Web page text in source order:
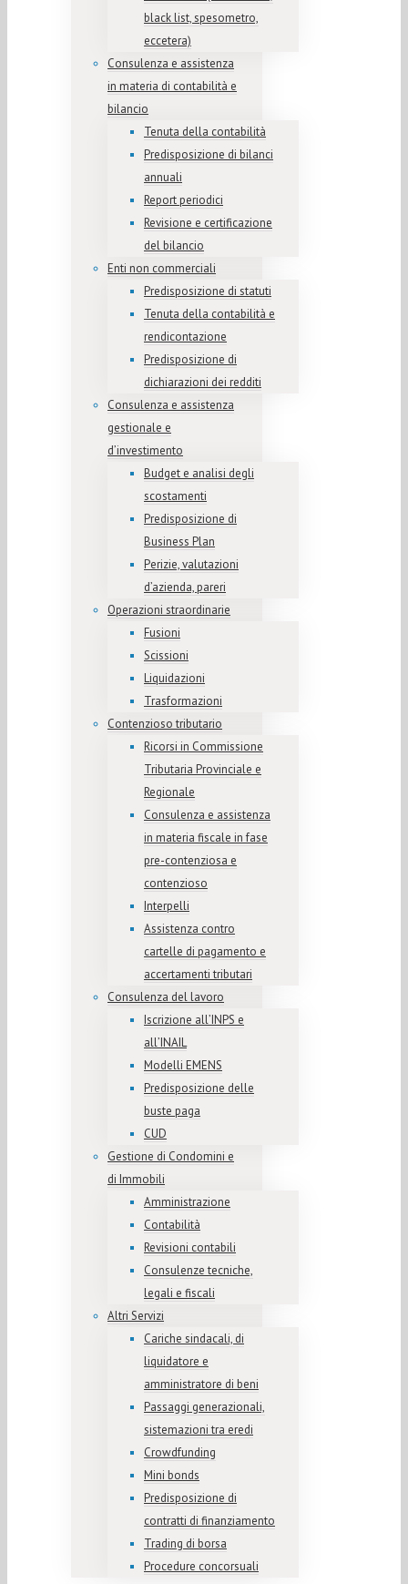
black list, spesometro,
eccetera)
Consulenza e assistenza
in materia di contabilità e
bilancio
Tenuta della contabilità
Predisposizione di bilanci
annuali
Report periodici
Revisione e certificazione
del bilancio
Enti non commerciali
Predisposizione di statuti
Tenuta della contabilità e
rendicontazione
Predisposizione di
dichiarazioni dei redditi
Consulenza e assistenza
gestionale e
d’investimento
Budget e analisi degli
scostamenti
Predisposizione di
Business Plan
Perizie, valutazioni
d’azienda, pareri
Operazioni straordinarie
Fusioni
Scissioni
Liquidazioni
Trasformazioni
Contenzioso tributario
Ricorsi in Commissione
Tributaria Provinciale e
Regionale
Consulenza e assistenza
in materia fiscale in fase
pre-contenziosa e
contenzioso
Interpelli
Assistenza contro
cartelle di pagamento e
accertamenti tributari
Consulenza del lavoro
Iscrizione all’INPS e
all’INAIL
Modelli EMENS
Predisposizione delle
buste paga
CUD
Gestione di Condomini e
di Immobili
Amministrazione
Contabilità
Revisioni contabili
Consulenze tecniche,
legali e fiscali
Altri Servizi
Cariche sindacali, di
liquidatore e
amministratore di beni
Passaggi generazionali,
sistemazioni tra eredi
Crowdfunding
Mini bonds
Predisposizione di
contratti di finanziamento
Trading di borsa
Procedure concorsuali